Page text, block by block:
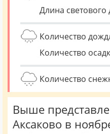
Длина светового
Количество
Количество
Количество
Выше
Аксаково в